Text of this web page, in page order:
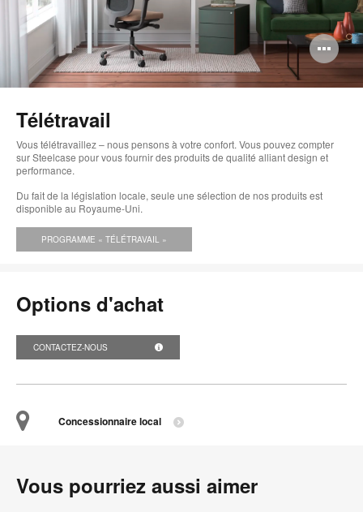
Télétravail
Vous télétravaillez – nous pensons à votre confort. Vous pouvez compter
sur Steelcase pour vous fournir des produits de qualité alliant design et
performance.
Du fait de la législation locale, seule une sélection de nos produits est
disponible au Royaume-Uni.
PROGRAMME « TÉLÉTRAVAIL »
Options d'achat
CONTACTEZ-NOUS
Concessionnaire local
Vous pourriez aussi aimer